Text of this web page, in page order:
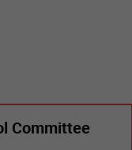
Committee